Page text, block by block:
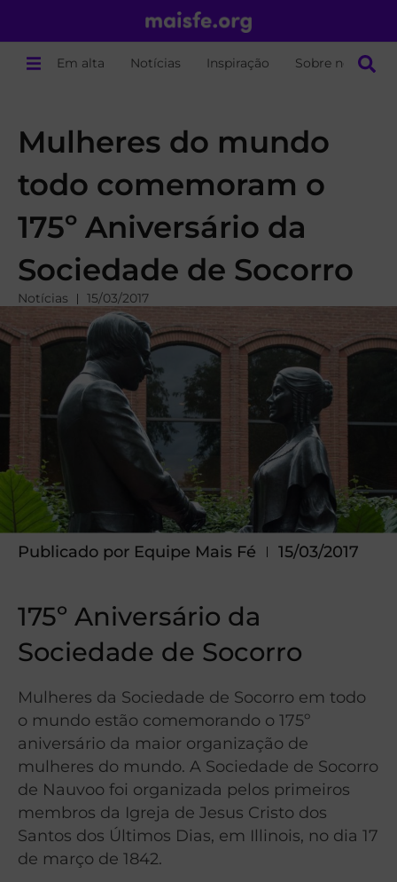
Em alta Notícias Inspiração Sobre nós
Mulheres do mundo
todo comemoram o
175º Aniversário da
Sociedade de Socorro
Notícias 15/03/2017
Publicado por Equipe Mais Fé 15/03/2017
175º Aniversário da
Sociedade de Socorro
Mulheres da Sociedade de Socorro em todo
o mundo estão comemorando o 175º
aniversário da maior organização de
mulheres do mundo. A Sociedade de Socorro
de Nauvoo foi organizada pelos primeiros
membros da Igreja de Jesus Cristo dos
Santos dos Últimos Dias, em Illinois, no dia 17
de março de 1842.